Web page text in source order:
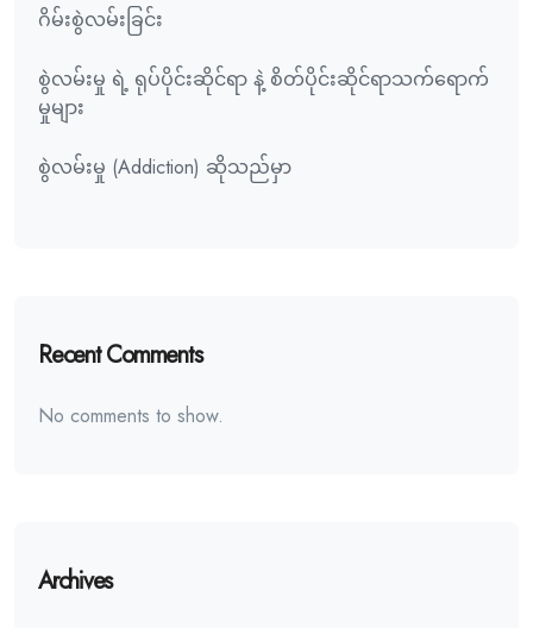
ဂိမ်းစွဲလမ်းခြင်း
စွဲလမ်းမှု ရဲ့ ရုပ်ပိုင်းဆိုင်ရာ နဲ့ စိတ်ပိုင်းဆိုင်ရာသက်ရောက်
မှုများ
စွဲလမ်းမှု (Addiction) ဆိုသည်မှာ
Recent Comments
No comments to show.
Archives